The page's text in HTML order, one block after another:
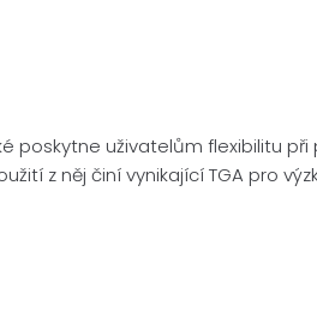
uživatelům flexibilitu při
z něj činí vynikající TGA pro